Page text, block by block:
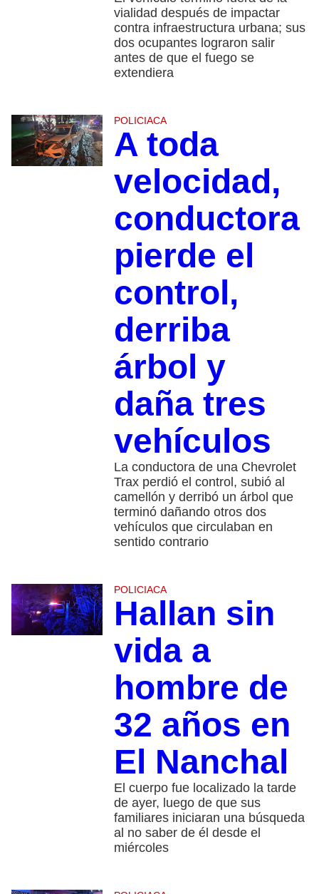
vialidad después de impactar
contra infraestructura urbana; sus
dos ocupantes lograron salir
antes de que el fuego se
extendiera
POLICIACA
A toda
velocidad,
conductora
pierde el
control,
derriba
árbol y
daña tres
vehículos
La conductora de una Chevrolet
Trax perdió el control, subió al
camellón y derribó un árbol que
terminó dañando otros dos
vehículos que circulaban en
sentido contrario
POLICIACA
Hallan sin
vida a
hombre de
32 años en
El Nanchal
El cuerpo fue localizado la tarde
de ayer, luego de que sus
familiares iniciaran una búsqueda
al no saber de él desde el
miércoles